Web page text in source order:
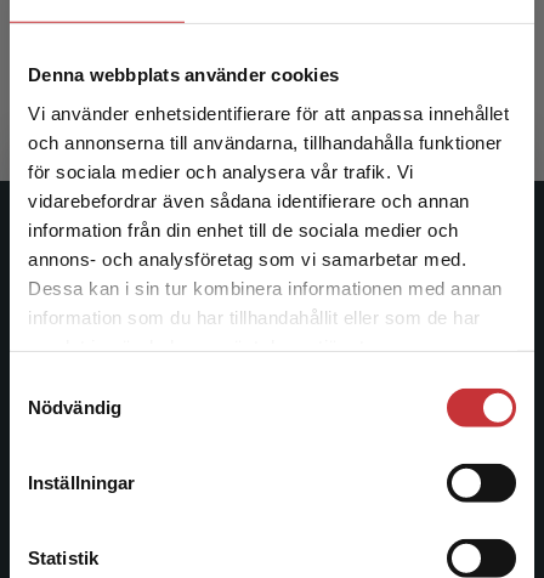
Denna webbplats använder cookies
Vi använder enhetsidentifierare för att anpassa innehållet
och annonserna till användarna, tillhandahålla funktioner
för sociala medier och analysera vår trafik. Vi
vidarebefordrar även sådana identifierare och annan
information från din enhet till de sociala medier och
annons- och analysföretag som vi samarbetar med.
Dessa kan i sin tur kombinera informationen med annan
information som du har tillhandahållit eller som de har
Nödvändig
Inställningar
Statistik
Begränsad fraktregion
Det verkar som att du besöker
studentlitteratur.se via en enhet utanför Sverige.
Vi erbjuder inte leveranser utanför Sverige. För
att kunna slutföra ett köp måste
287 krinkl. moms
Studentlitteratur
Studentlitteratur grundades 1963 och är idag Sveriges
ledande utbildningsförlag. Med läromedel, kurslitteratur,
facklitteratur, utbildningar och digitala
informationstjänster i utbudet, finns Studentlitteratur med
längs hela kunskapsresan.
Kontakta oss